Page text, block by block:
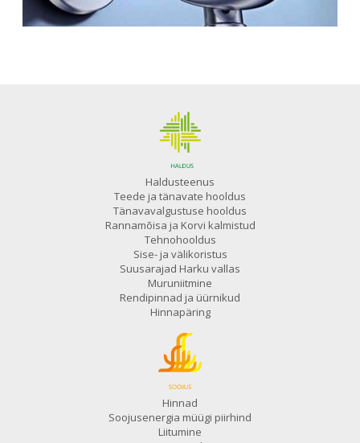
Haldusteenus
Teede ja tänavate hooldus
Tänavavalgustuse hooldus
Rannamõisa ja Korvi kalmistud
Tehnohooldus
Sise- ja välikoristus
Suusarajad Harku vallas
Muruniitmine
Rendipinnad ja üürnikud
Hinnapäring
Hinnad
Soojusenergia müügi piirhind
Liitumine